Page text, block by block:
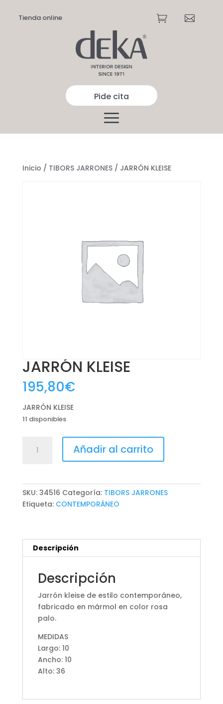
Tienda online  
Pide cita
Inicio / TIBORS JARRONES/ JARRÓN KLEISE
JARRÓN KLEISE
195,80€
JARRÓN KLEISE
11 disponibles
KLEISE
Añadir al carrito
SKU: 34516 Categoría: TIBORS JARRONES
Etiqueta: CONTEMPORÁNEO
Descripción
Descripción
Jarrón kleise de estilo contemporáneo,
fabricado en mármol en color rosa
palo.
MEDIDAS
Largo: 10
Ancho: 10
Alto: 36